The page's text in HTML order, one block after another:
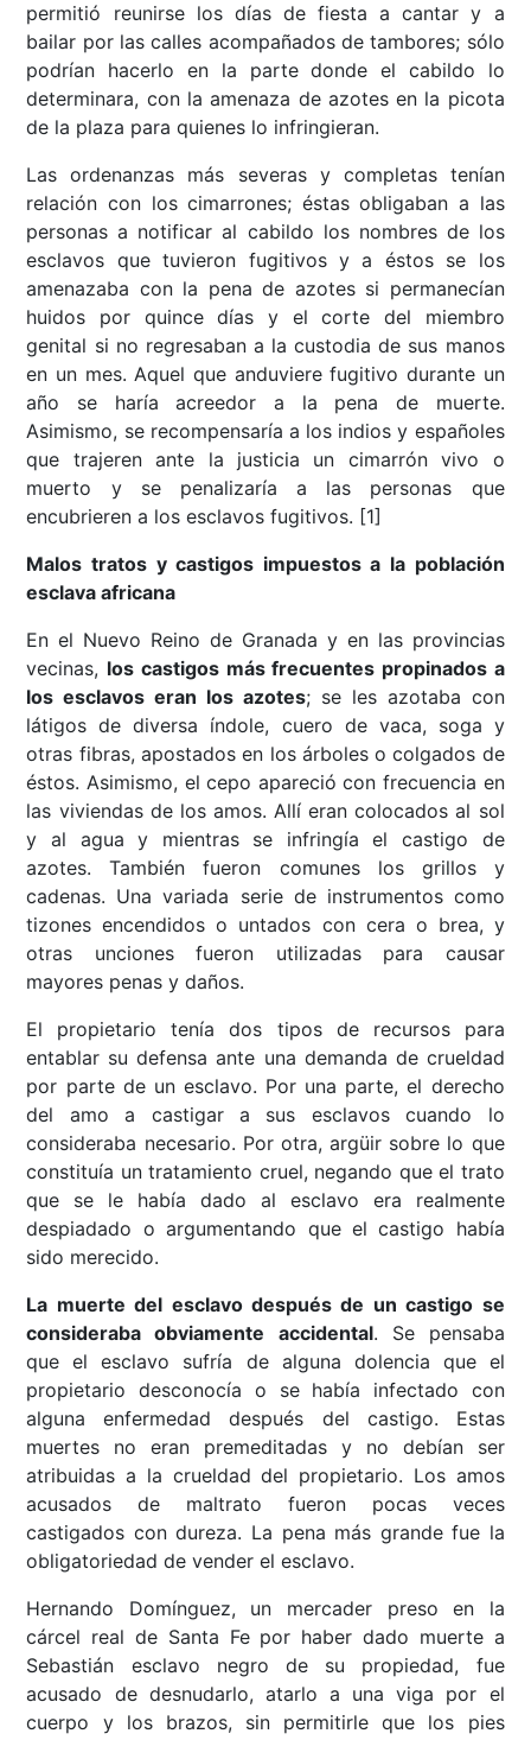
permitió reunirse los días de fiesta a cantar y a
bailar por las calles acompañados de tambores; sólo
podrían hacerlo en la parte donde el cabildo lo
determinara, con la amenaza de azotes en la picota
de la plaza para quienes lo infringieran.
Las ordenanzas más severas y completas tenían
relación con los cimarrones; éstas obligaban a las
personas a notificar al cabildo los nombres de los
esclavos que tuvieron fugitivos y a éstos se los
amenazaba con la pena de azotes si permanecían
huidos por quince días y el corte del miembro
genital si no regresaban a la custodia de sus manos
en un mes. Aquel que anduviere fugitivo durante un
año se haría acreedor a la pena de muerte.
Asimismo, se recompensaría a los indios y españoles
que trajeren ante la justicia un cimarrón vivo o
muerto y se penalizaría a las personas que
encubrieren a los esclavos fugitivos. [1]
Malos tratos y castigos impuestos a la población
esclava africana
En el Nuevo Reino de Granada y en las provincias
vecinas, los castigos más frecuentes propinados a
los esclavos eran los azotes; se les azotaba con
látigos de diversa índole, cuero de vaca, soga y
otras fibras, apostados en los árboles o colgados de
éstos. Asimismo, el cepo apareció con frecuencia en
las viviendas de los amos. Allí eran colocados al sol
y al agua y mientras se infringía el castigo de
azotes. También fueron comunes los grillos y
cadenas. Una variada serie de instrumentos como
tizones encendidos o untados con cera o brea, y
otras unciones fueron utilizadas para causar
mayores penas y daños.
El propietario tenía dos tipos de recursos para
entablar su defensa ante una demanda de crueldad
por parte de un esclavo. Por una parte, el derecho
del amo a castigar a sus esclavos cuando lo
consideraba necesario. Por otra, argüir sobre lo que
constituía un tratamiento cruel, negando que el trato
que se le había dado al esclavo era realmente
despiadado o argumentando que el castigo había
sido merecido.
La muerte del esclavo después de un castigo se
consideraba obviamente accidental. Se pensaba
que el esclavo sufría de alguna dolencia que el
propietario desconocía o se había infectado con
alguna enfermedad después del castigo. Estas
muertes no eran premeditadas y no debían ser
atribuidas a la crueldad del propietario. Los amos
acusados de maltrato fueron pocas veces
castigados con dureza. La pena más grande fue la
obligatoriedad de vender el esclavo.
Hernando Domínguez, un mercader preso en la
cárcel real de Santa Fe por haber dado muerte a
Sebastián esclavo negro de su propiedad, fue
acusado de desnudarlo, atarlo a una viga por el
cuerpo y los brazos, sin permitirle que los pies